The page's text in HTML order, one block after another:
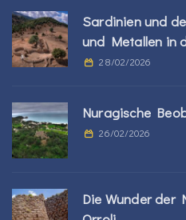
Sardinien und
und Metallen in
28/02/2026
Nuragische
26/02/2026
Die Wunder der